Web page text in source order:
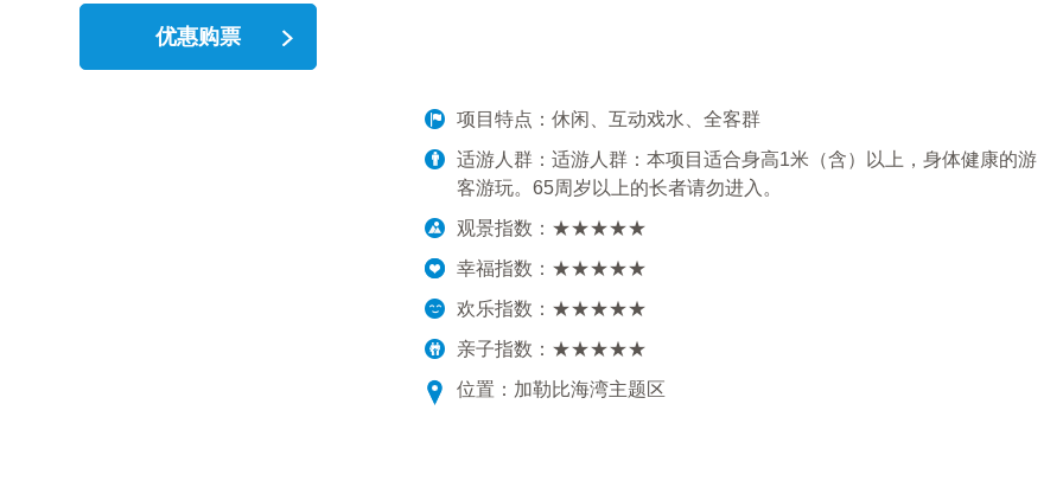
优惠购票
项目特点：休闲、互动戏水、全客群
适游人群：适游人群：本项目适合身高1米（含）以上，身体健康的游
客游玩。65周岁以上的长者请勿进入。
观景指数：★★★★★
幸福指数：★★★★★
欢乐指数：★★★★★
亲子指数：★★★★★
位置：加勒比海湾主题区